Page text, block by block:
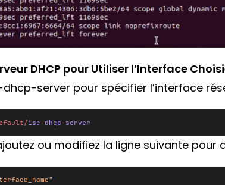
DHCP pour Utiliser l’Interface
server pour spécifier l’interface
isc- dhcp- server
ou modifiez la ligne suivante pour